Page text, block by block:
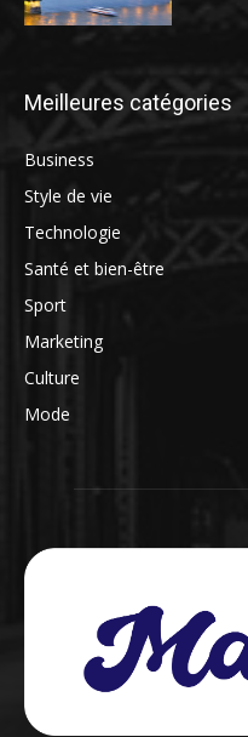
Meilleures catégories
Business
Style de vie
Technologie
Santé et bien-être
Sport
Marketing
Culture
Mode